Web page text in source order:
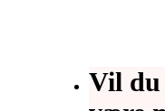
Vil du